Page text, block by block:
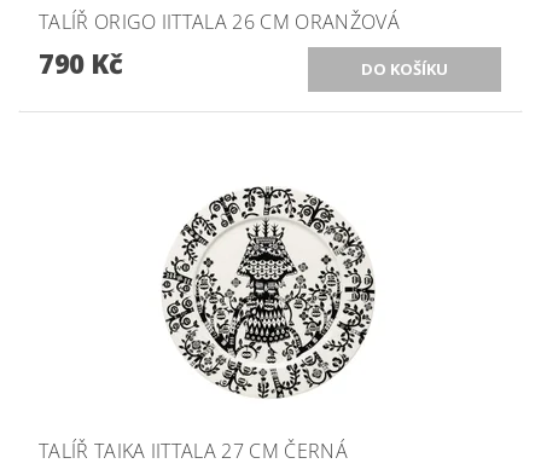
TALÍŘ ORIGO IITTALA 26 CM ORANŽOVÁ
790 Kč
TALÍŘ TAIKA IITTALA 27 CM ČERNÁ